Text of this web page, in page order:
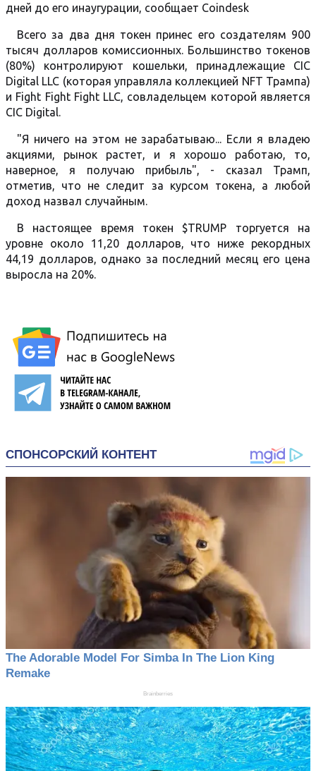
дней до его инаугурации, сообщает Coindesk
Всего за два дня токен принес его создателям 900
тысяч долларов комиссионных. Большинство токенов
(80%) контролируют кошельки, принадлежащие CIC
Digital LLC (которая управляла коллекцией NFT Трампа)
и Fight Fight Fight LLC, совладельцем которой является
CIC Digital.
"Я ничего на этом не зарабатываю... Если я владею
акциями, рынок растет, и я хорошо работаю, то,
наверное, я получаю прибыль", - сказал Трамп,
отметив, что не следит за курсом токена, а любой
доход назвал случайным.
В настоящее время токен $TRUMP торгуется на
уровне около 11,20 долларов, что ниже рекордных
44,19 долларов, однако за последний месяц его цена
выросла на 20%.